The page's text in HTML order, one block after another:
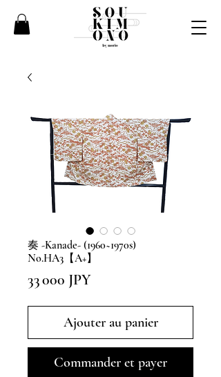
奏 -Kanade- (1960~1970s)
No.HA3【A+】
33 000 JPYPrix
Ajouter au panier
Commander et payer